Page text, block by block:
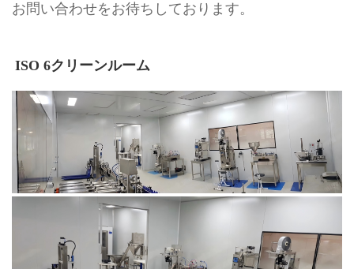
お問い合わせをお待ちしております。
ISO 6クリーンルーム